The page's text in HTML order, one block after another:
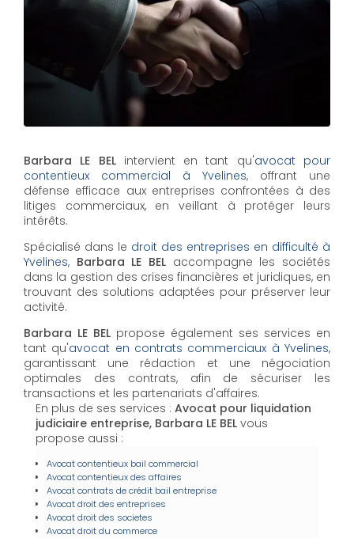
Barbara LE BELintervient en tant qu'avocat pour
contentieux commercial à Yvelines, offrant une
défense efficace aux entreprises confrontées à des
litiges commerciaux, en veillant à protéger leurs
intérêts.
Spécialisé dans le droit des entreprises en difficulté à
Yvelines, Barbara LE BEL accompagne les sociétés
dans la gestion des crises financières et juridiques, en
trouvant des solutions adaptées pour préserver leur
activité.
Barbara LE BEL propose également ses services en
tant qu'avocat en contrats commerciaux à Yvelines,
garantissant une rédaction et une négociation
optimales des contrats, afin de sécuriser les
transactions et les partenariats d'affaires.
En plus de ses services : Avocat pour liquidation
judiciaire entreprise, Barbara LE BEL vous
propose aussi :
Avocat contentieux bail commercial
Avocat contentieux des affaires
Avocat contrats de crédit bail entreprise
Avocat droit des entreprises
Avocat droit des societes
Avocat droit du commerce